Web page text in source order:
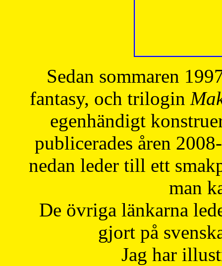
Sedan sommaren
fantasy, och trilogin
egenhändigt
publicerades åren
nedan leder till ett
man
De övriga länkarna
gjort på
Jag har